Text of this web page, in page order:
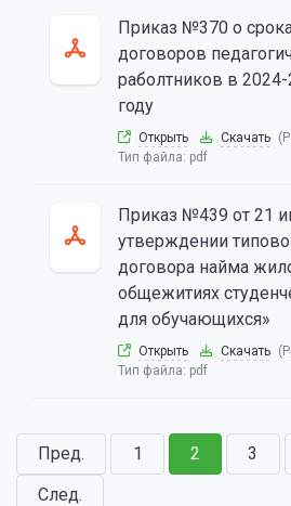
Приказ №370 о
договоров
раболтников в
году
Открыть Скачать
Тип файла: pdf
Приказ №439 от 21
утверждении
договора найма
общежитиях
для обучающихся»
Открыть Скачать
Тип файла: pdf
Пред. 1 2 3
След.